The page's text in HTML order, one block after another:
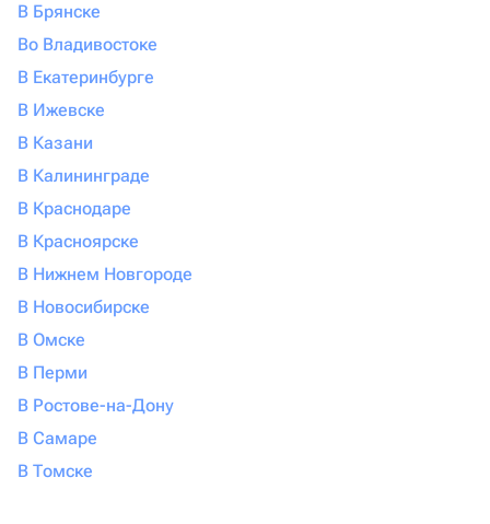
В Брянске
Во Владивостоке
В Екатеринбурге
В Ижевске
В Казани
В Калининграде
В Краснодаре
В Красноярске
В Нижнем Новгороде
В Новосибирске
В Омске
В Перми
В Ростове-на-Дону
В Самаре
В Томске